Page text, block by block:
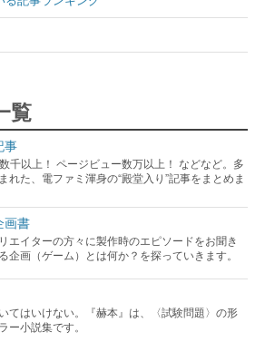
覧
事
千以上！ ページビュー数万以上！ などなど。多
れた、電ファミ渾身の“殿堂入り”記事をまとめま
画書
エイターの方々に製作時のエピソードをお聞き
企画（ゲーム）とは何か？を探っていきます。
てはいけない。『赫本』は、〈試験問題〉の形
ー小説集です。